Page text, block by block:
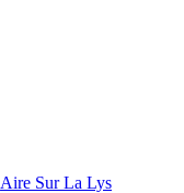
Aire Sur La Lys